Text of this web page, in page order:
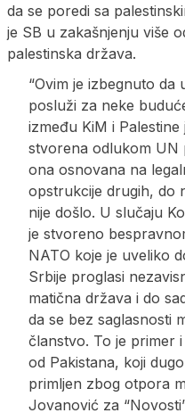
da se poredi sa
je SB u zakašnjenju više
palestinska država.
“Ovim je izbegnuto
posluži za neke
između KiM i Palestine
stvorena odlukom UN
ona osnovana na
opstrukcije drugih, do
nije došlo. U slučaju
je stvoreno
NATO koje je uveliko
Srbije proglasi
matična država i do
da se bez saglasnosti
članstvo. To je primer
od Pakistana, koji
primljen zbog otpora
Jovanović za